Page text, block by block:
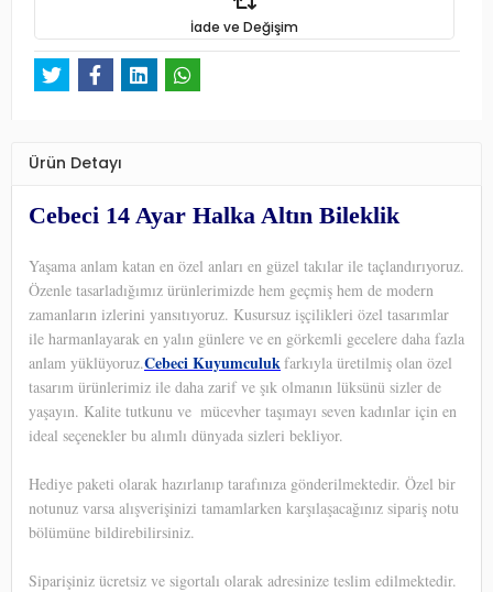
İade ve Değişim
Ürün Detayı
Cebeci 14 Ayar Halka Altın Bileklik
Yaşama anlam katan en özel anları en güzel takılar ile taçlandırıyoruz.
Özenle tasarladığımız ürünlerimizde hem geçmiş hem de modern
zamanların izlerini yansıtıyoruz. Kusursuz işçilikleri özel tasarımlar
ile harmanlayarak en yalın günlere ve en görkemli gecelere daha fazla
anlam yüklüyoruz.Cebeci Kuyumculukfarkıyla üretilmiş olan özel
tasarım ürünlerimiz ile daha zarif ve şık olmanın lüksünü sizler de
yaşayın. Kalite tutkunu ve mücevher taşımayı seven kadınlar için en
ideal seçenekler bu alımlı dünyada sizleri bekliyor.
Hediye paketi olarak hazırlanıp tarafınıza gönderilmektedir. Özel bir
notunuz varsa alışverişinizi tamamlarken karşılaşacağınız sipariş notu
bölümüne bildirebilirsiniz.
Siparişiniz ücretsiz ve sigortalı olarak adresinize teslim edilmektedir.